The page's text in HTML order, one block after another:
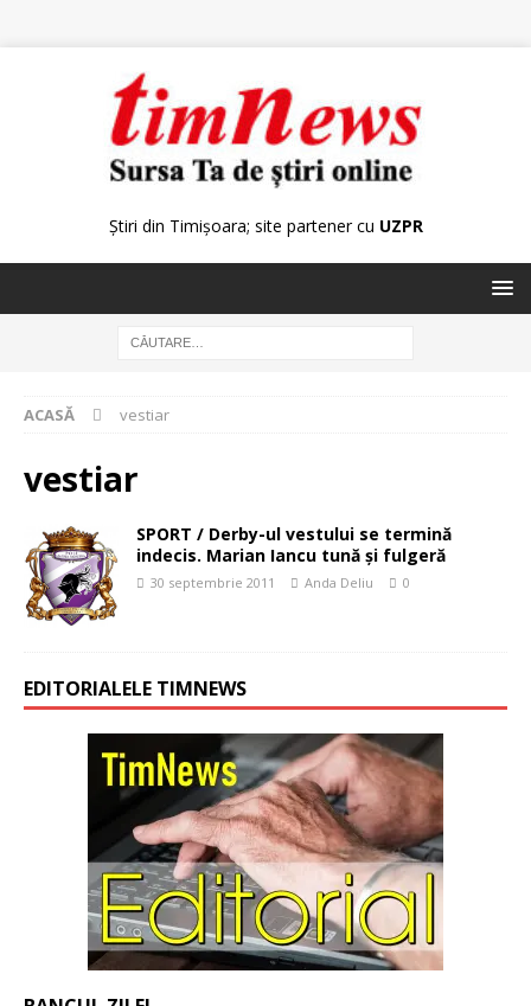
Știri din Timișoara; site partener cu UZPR
ACASĂ vestiar
vestiar
SPORT / Derby-ul vestului se termină
indecis. Marian Iancu tună şi fulgeră
30 septembrie 2011 Anda Deliu 0
EDITORIALELE TIMNEWS